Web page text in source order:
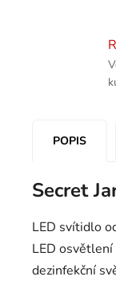
POPIS
Secret
LED svítidlo
LED
dezinfekční